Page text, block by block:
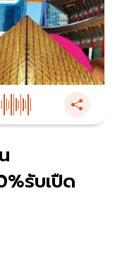
รับเปืด